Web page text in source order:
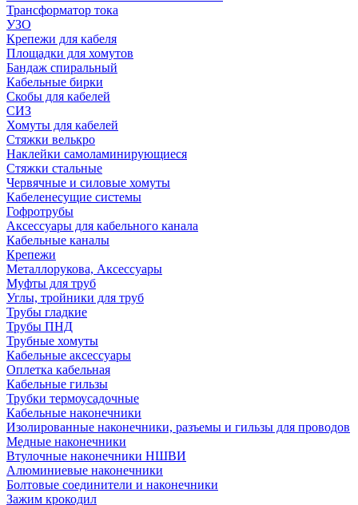
Трансформатор тока
УЗО
Крепежи для кабеля
Площадки для хомутов
Бандаж спиральный
Кабельные бирки
Cкобы для кабелей
СИЗ
Хомуты для кабелей
Стяжки велькро
Наклейки самоламинирующиеся
Стяжки стальные
Червячные и силовые хомуты
Кабеленесущие системы
Гофротрубы
Аксессуары для кабельного канала
Кабельные каналы
Крепежи
Металлорукова, Аксессуары
Муфты для труб
Углы, тройники для труб
Трубы гладкие
Трубы ПНД
Трубные хомуты
Кабельные аксессуары
Оплетка кабельная
Кабельные гильзы
Трубки термоусадочные
Кабельные наконечники
Изолированные наконечники, разъемы и гильзы для проводов
Медные наконечники
Втулочные наконечники НШВИ
Алюминиевые наконечники
Болтовые соединители и наконечники
Зажим крокодил